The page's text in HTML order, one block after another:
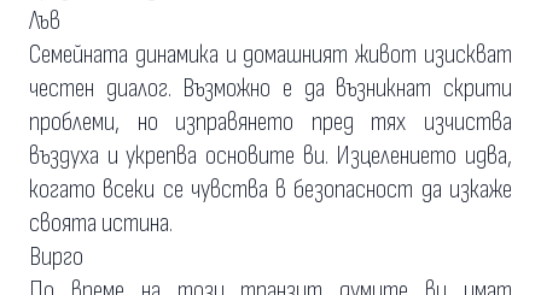
Лъв
Семейната динамика и домашният живот изискват
честен диалог. Възможно е да възникнат скрити
проблеми, но изправянето пред тях изчиства
въздуха и укрепва основите ви. Изцелението идва,
когато всеки се чувства в безопасност да изкаже
своята истина.
Вирго